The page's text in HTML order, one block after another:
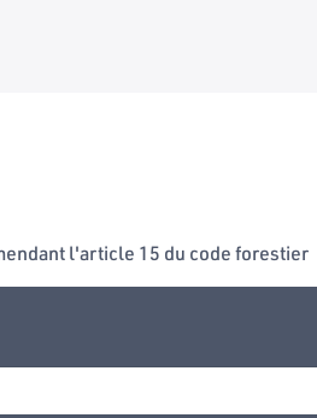
l'article 15 du code forestier